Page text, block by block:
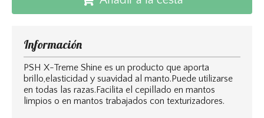
Información
PSH X-Treme Shine es un producto que aporta
brillo,elasticidad y suavidad al manto.Puede utilizarse
en todas las razas.Facilita el cepillado en mantos
limpios o en mantos trabajados con texturizadores.